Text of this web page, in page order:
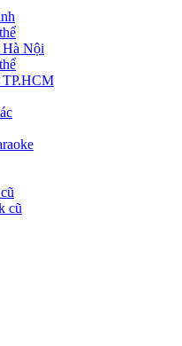
Hà Nội
TP.HCM
cũ